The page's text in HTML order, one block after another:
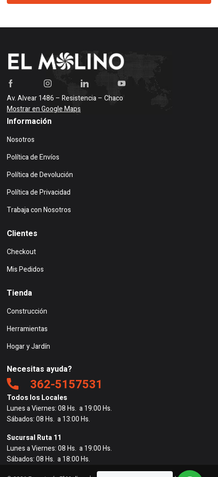
Av. Alvear 1486 – Resistencia – Chaco
Mostrar en Google Maps
Información
Nosotros
Política de Envíos
Política de Devolución
Política de Privacidad
Trabaja con Nosotros
Clientes
Checkout
Mis Pedidos
Tienda
Construcción
Herramientas
Hogar y Jardín
Necesitas ayuda?
362-5157531
Todos los Locales
Lunes a Viernes: 08 Hs. a 19:00 Hs.
Sábados: 08 Hs. a 13:00 Hs.
Sucursal Ruta 11
Lunes a Viernes: 08 Hs. a 19:00 Hs.
Sábados: 08 Hs. a 18:00 Hs.